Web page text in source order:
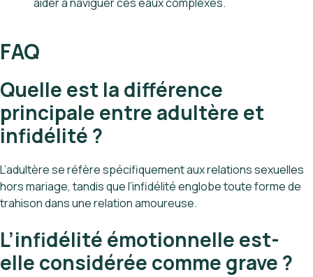
aider à naviguer ces eaux complexes.
FAQ
Quelle est la différence
principale entre adultère et
infidélité ?
L’adultère se réfère spécifiquement aux relations sexuelles
hors mariage, tandis que l’infidélité englobe toute forme de
trahison dans une relation amoureuse.
L’infidélité émotionnelle est-
elle considérée comme grave ?